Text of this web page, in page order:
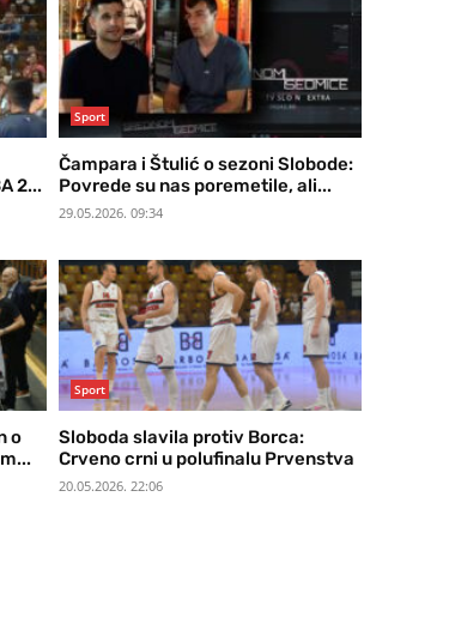
2...
Sport
Čampara i Štulić o sezoni Slobode:
Povrede su nas poremetile, ali...
29.05.2026. 09:34
o
Sport
Sloboda slavila protiv Borca:
Crveno crni u polufinalu Prvenstva
20.05.2026. 22:06